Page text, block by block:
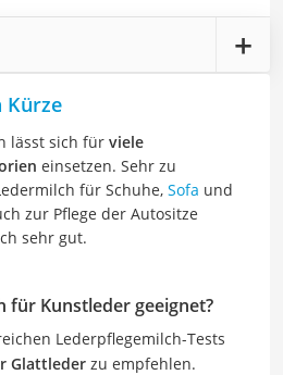
Kürze
lässt sich für viele
einsetzen. Sehr zu
für Schuhe, Sofa und
zur Pflege der Autositze
sehr gut.
für Kunstleder geeignet?
Lederpflegemilch-Tests
Glattleder zu empfehlen.